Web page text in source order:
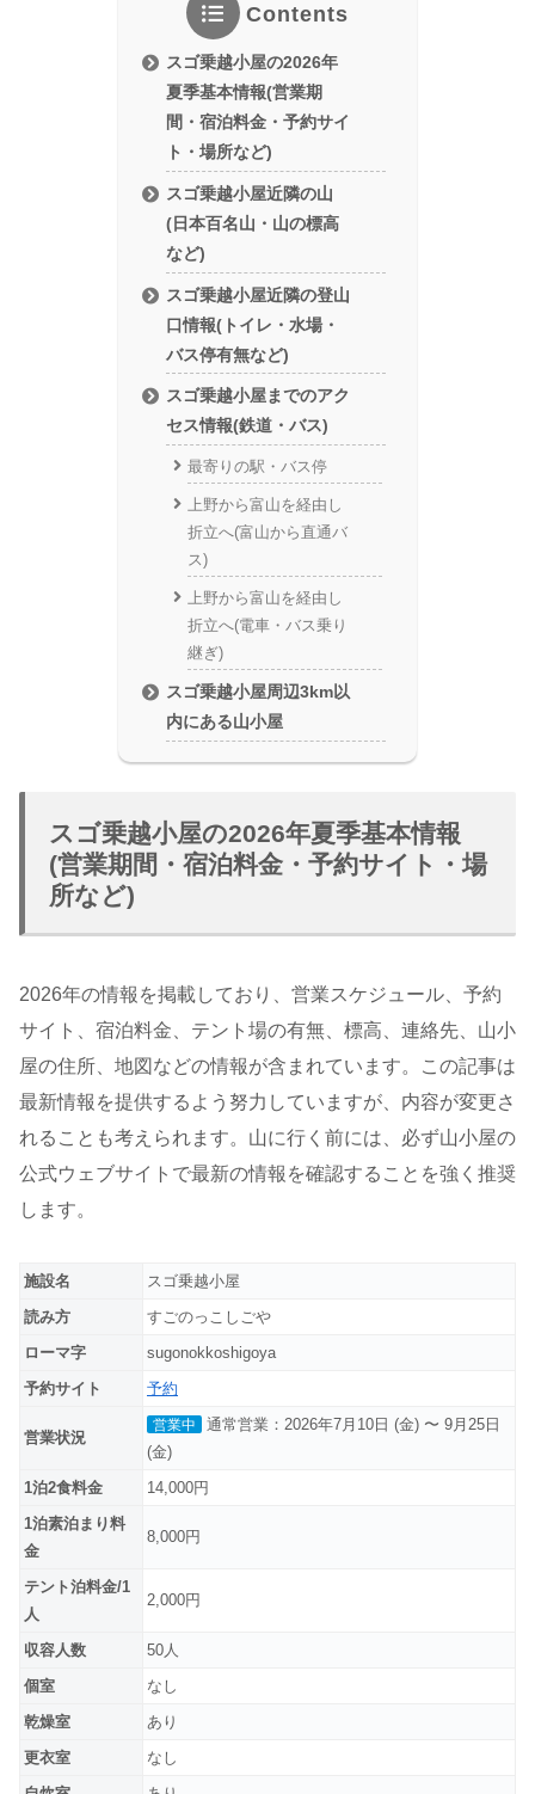
Contents
スゴ乗越小屋の2026年
夏季基本情報(営業期
間・宿泊料金・予約サイ
ト・場所など)
スゴ乗越小屋近隣の山
(日本百名山・山の標高
など)
スゴ乗越小屋近隣の登山
口情報(トイレ・水場・
バス停有無など)
スゴ乗越小屋までのアク
セス情報(鉄道・バス)
最寄りの駅・バス停
上野から富山を経由し
折立へ(富山から直通バ
ス)
上野から富山を経由し
折立へ(電車・バス乗り
継ぎ)
スゴ乗越小屋周辺3km以
内にある山小屋
スゴ乗越小屋の2026年夏季基本情報
(営業期間・宿泊料金・予約サイト・場
所など)
2026年の情報を掲載しており、営業スケジュール、予約
サイト、宿泊料金、テント場の有無、標高、連絡先、山小
屋の住所、地図などの情報が含まれています。この記事は
最新情報を提供するよう努力していますが、内容が変更さ
れることも考えられます。山に行く前には、必ず山小屋の
公式ウェブサイトで最新の情報を確認することを強く推奨
します。
施設名
スゴ乗越小屋
読み方
すごのっこしごや
ローマ字
sugonokkoshigoya
予約サイト
予約
営業状況
営業中
通常営業：2026年7月10日 (金) 〜 9月25日
(金)
1泊2食料金
14,000円
1泊素泊まり料
金
8,000円
テント泊料金/1
人
2,000円
収容人数
50人
個室
なし
乾燥室
あり
更衣室
なし